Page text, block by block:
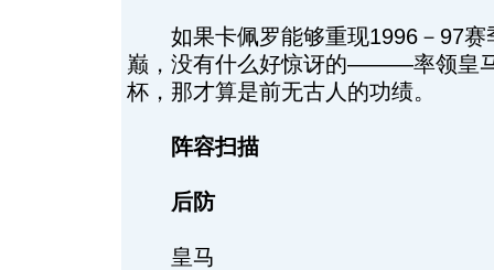
如果卡佩罗能够重现1996－97赛
巅，没有什么好惊讶的———率领皇
杯，那才算是前无古人的功绩。
阵容扫描
后防
皇马